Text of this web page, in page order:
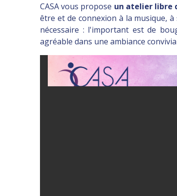
CASA vous propose un atelier libre
être et de connexion à la musique,
nécessaire : l'important est de
agréable dans une ambiance